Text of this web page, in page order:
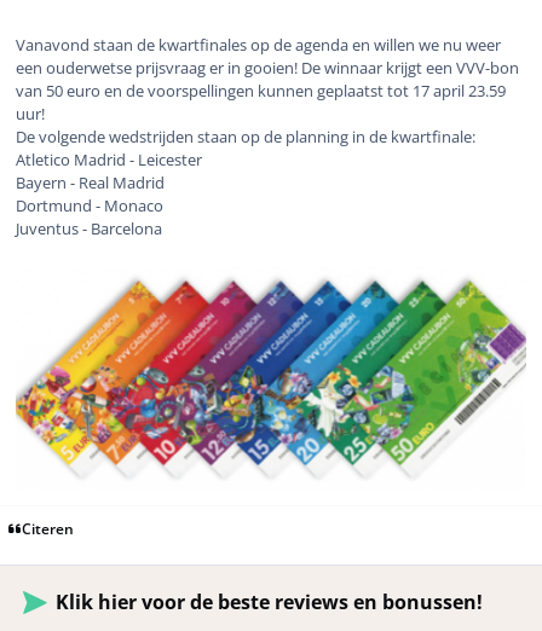
Vanavond staan de kwartfinales op de agenda en willen we nu weer
een ouderwetse prijsvraag er in gooien! De winnaar krijgt een VVV-bon
van 50 euro en de voorspellingen kunnen geplaatst tot 17 april 23.59
uur!
De volgende wedstrijden staan op de planning in de kwartfinale:
Atletico Madrid - Leicester
Bayern - Real Madrid
Dortmund - Monaco
Juventus - Barcelona
Citeren
Klik hier voor de beste reviews en bonussen!